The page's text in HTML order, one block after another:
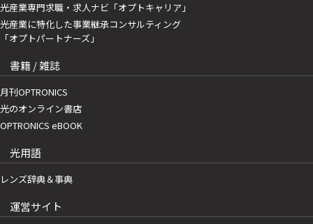
光産業専門求職・求人ナビ「オプトキャリア」
光産業に特化した事業継承コンサルティング
「オプトパートナーズ」
書籍 / 雑誌
月刊OPTRONICS
光のオンライン書店
OPTRONICS eBOOK
光用語
レンズ辞典＆事典
運営サイト